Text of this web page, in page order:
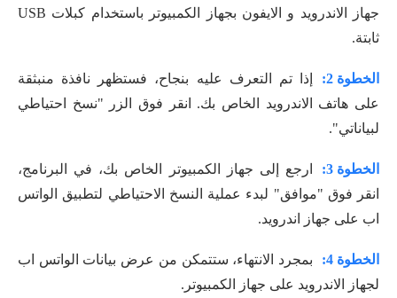
جهاز الاندرويد و الايفون بجهاز الكمبيوتر باستخدام كبلات USB
ثابتة.
الخطوة 2:
إذا تم التعرف عليه بنجاح، فستظهر نافذة منبثقة
على هاتف الاندرويد الخاص بك. انقر فوق الزر "نسخ احتياطي
لبياناتي".
الخطوة 3:
ارجع إلى جهاز الكمبيوتر الخاص بك، في البرنامج،
انقر فوق "موافق" لبدء عملية النسخ الاحتياطي لتطبيق الواتس
اب على جهاز اندرويد.
الخطوة 4:
بمجرد الانتهاء، ستتمكن من عرض بيانات الواتس اب
لجهاز الاندرويد على جهاز الكمبيوتر.